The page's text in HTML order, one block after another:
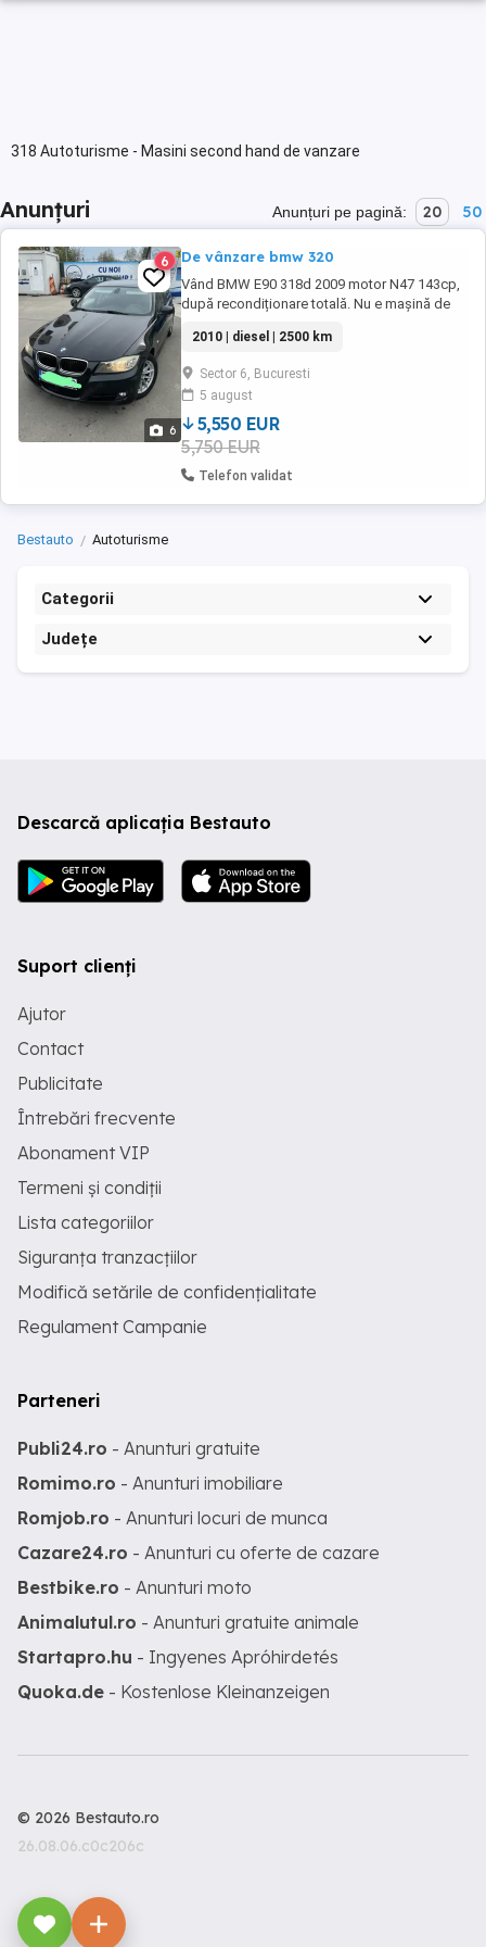
318 Autoturisme - Masini second hand de vanzare
Anunțuri Anunțuri pe pagină: 20 50
6
6 De vânzare bmw 320
Vând BMW E90 318d 2009 motor N47 143cp,
după recondiționare totală. Nu e mașină de
vrea E90 fără bătăi de cap.
2010 | diesel | 2500 km
Sector 6, Bucuresti
5 august
5,550 EUR
5,750 EUR
Telefon validat
Bestauto Autoturisme
Categorii
Județe
Descarcă aplicația Bestauto
Suport clienți
Ajutor
Contact
Publicitate
Întrebări frecvente
Abonament VIP
Termeni și condiții
Lista categoriilor
Siguranța tranzacțiilor
Modifică setările de confidențialitate
Regulament Campanie
Parteneri
Publi24.ro - Anunturi gratuite
Romimo.ro - Anunturi imobiliare
Romjob.ro - Anunturi locuri de munca
Cazare24.ro - Anunturi cu oferte de cazare
Bestbike.ro - Anunturi moto
Animalutul.ro - Anunturi gratuite animale
Startapro.hu - Ingyenes Apróhirdetés
Quoka.de - Kostenlose Kleinanzeigen
© 2026 Bestauto.ro
26.08.06.c0c206c